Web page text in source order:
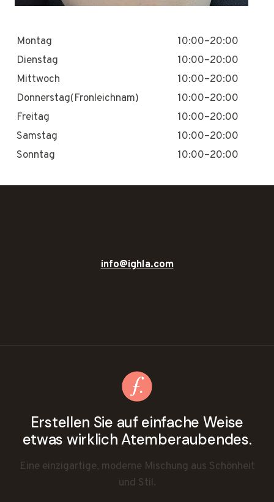
Montag
10:00–20:00
Dienstag
10:00–20:00
Mittwoch
10:00–20:00
Donnerstag(Fronleichnam)
10:00–20:00
Freitag
10:00–20:00
Samstag
10:00–20:00
Sonntag
10:00–20:00
info@ighla.com
Erstellen Sie auf einfache Weise
etwas wirklich Atemberaubendes.
Eine einzigartige, moderne Mischung aus Schönheit
und Stil.